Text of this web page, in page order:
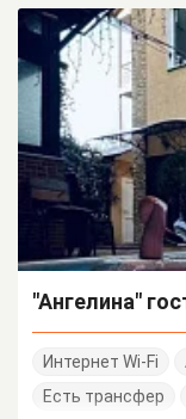
"Ангелина"
Интернет Wi-Fi
Есть трансфер